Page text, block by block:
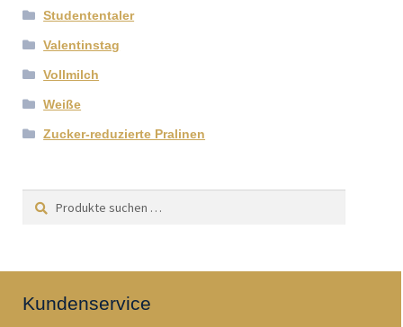
Studententaler
Valentinstag
Vollmilch
Weiße
Zucker-reduzierte Pralinen
Suchen
Suchen
Kundenservice